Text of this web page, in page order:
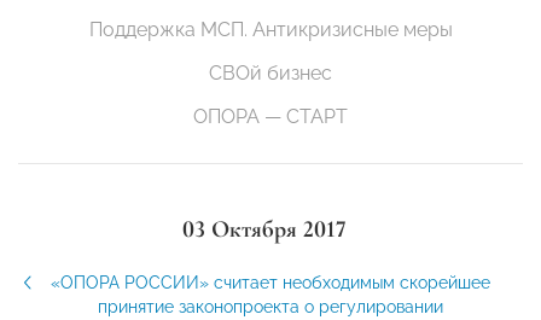
Поддержка МСП. Антикризисные меры
СВОй бизнес
ОПОРА — СТАРТ
03 Октября 2017
«ОПОРА РОССИИ» считает необходимым скорейшее
принятие законопроекта о регулировании